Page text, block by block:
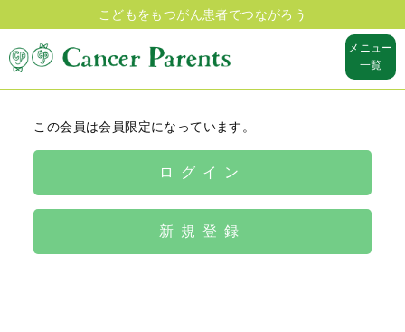
こどもをもつがん患者でつながろう
メニュー
一覧
この会員は会員限定になっています。
ログイン
新規登録